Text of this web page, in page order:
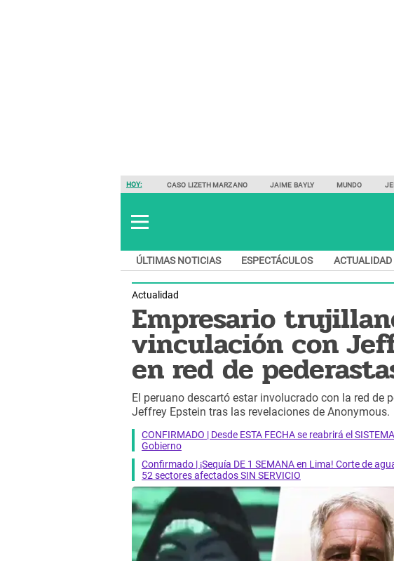
HOY: CASO LIZETH MARZANO JAIME BAYLY MUNDO
ÚLTIMAS NOTICIAS ESPECTÁCULOS ACTUALIDAD
Actualidad
Empresario
vinculación con
en red de
El peruano descartó estar involucrado con la red de
Jeffrey Epstein tras las revelaciones de Anonymous.
CONFIRMADO | Desde ESTA FECHA se reabrirá el
Gobierno
Confirmado | ¡Sequía DE 1 SEMANA en Lima! Corte de
52 sectores afectados SIN SERVICIO